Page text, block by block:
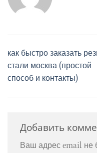
как быстро заказать
стали москва (простой
способ и контакты)
Добавить
Ваш адрес email не